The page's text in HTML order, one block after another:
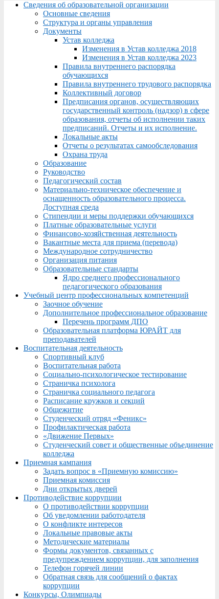
Menu
Сведения об образовательной организации
Основные сведения
Структура и органы управления
Документы
Устав колледжа
Изменения в Устав колледжа 2018
Изменения в Устав колледжа 2023
Правила внутреннего распорядка
обучающихся
Правила внутреннего трудового распорядка
Коллективный договор
Предписания органов, осуществляющих
государственный контроль (надзор) в сфере
образования, отчеты об исполнении таких
предписаний. Отчеты и их исполнение.
Локальные акты
Отчеты о результатах самообследования
Охрана труда
Образование
Руководство
Педагогический состав
Материально-техническое обеспечение и
оснащенность образовательного процесса.
Доступная среда
Стипендии и меры поддержки обучающихся
Платные образовательные услуги
Финансово-хозяйственная деятельность
Вакантные места для приема (перевода)
Международное сотрудничество
Организация питания
Образовательные стандарты
Ядро среднего профессионального
педагогического образования
Учебный центр профессиональных компетенций
Заочное обучение
Дополнительное профессиональное образование
Перечень программ ДПО
Образовательная платформа ЮРАЙТ для
преподавателей
Воспитательная деятельность
Спортивный клуб
Воспитательная работа
Социально-психологическое тестирование
Страничка психолога
Страничка социального педагога
Расписание кружков и секций
Общежитие
Студенческий отряд «Феникс»
Профилактическая работа
«Движение Первых»
Студенческий совет и общественные объединение
колледжа
Приемная кампания
Задать вопрос в «Приемную комиссию»
Приемная комиссия
Дни открытых дверей
Противодействие коррупции
О противодействии коррупции
Об уведомлении работодателя
О конфликте интересов
Локальные правовые акты
Методические материалы
Формы документов, связанных с
предупреждением коррупции, для заполнения
Телефон горячей линии
Обратная связь для сообщений о фактах
коррупции
Конкурсы, Олимпиады